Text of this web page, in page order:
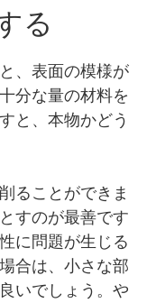
る
、表面の模様が
分な量の材料を
と、本物かどう
ることができま
すのが最善です
に問題が生じる
合は、小さな部
いでしょう。や